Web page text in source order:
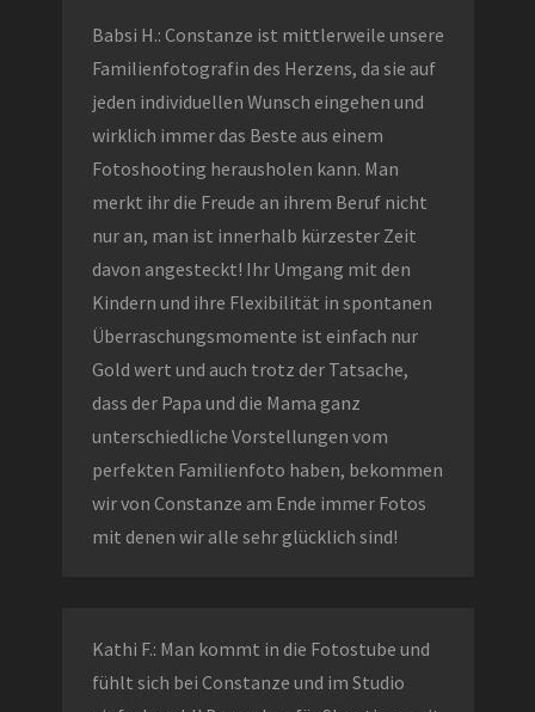
Babsi H.: Constanze ist mittlerweile unsere
Familienfotografin des Herzens, da sie auf
jeden individuellen Wunsch eingehen und
wirklich immer das Beste aus einem
Fotoshooting herausholen kann. Man
merkt ihr die Freude an ihrem Beruf nicht
nur an, man ist innerhalb kürzester Zeit
davon angesteckt! Ihr Umgang mit den
Kindern und ihre Flexibilität in spontanen
Überraschungsmomente ist einfach nur
Gold wert und auch trotz der Tatsache,
dass der Papa und die Mama ganz
unterschiedliche Vorstellungen vom
perfekten Familienfoto haben, bekommen
wir von Constanze am Ende immer Fotos
mit denen wir alle sehr glücklich sind!
Kathi F.: Man kommt in die Fotostube und
fühlt sich bei Constanze und im Studio